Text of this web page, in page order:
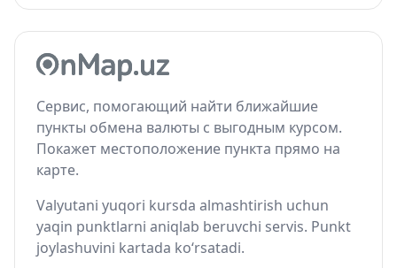
Сервис, помогающий найти ближайшие
пункты обмена валюты с выгодным курсом.
Покажет местоположение пункта прямо на
карте.
Valyutani yuqori kursda almashtirish uchun
yaqin punktlarni aniqlab beruvchi servis. Punkt
joylashuvini kartada ko‘rsatadi.